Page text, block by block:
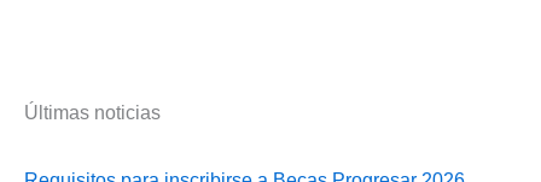
Últimas noticias